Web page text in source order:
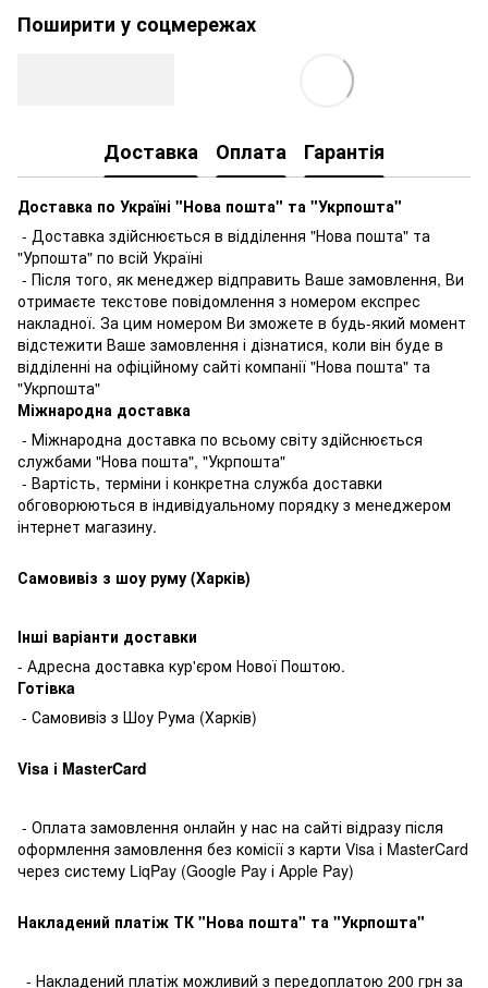
Поширити у соцмережах
Доставка Оплата Гарантія
Доставка по Україні "Нова пошта" та "Укрпошта"
- Доставка здійснюється в відділення "Нова пошта" та
"Урпошта" по всій Україні
- Після того, як менеджер відправить Ваше замовлення, Ви
отримаєте текстове повідомлення з номером експрес
накладної. За цим номером Ви зможете в будь-який момент
відстежити Ваше замовлення і дізнатися, коли він буде в
відділенні на офіційному сайті компанії "Нова пошта" та
"Укрпошта"
Міжнародна доставка
- Міжнародна доставка по всьому світу здійснюється
службами "Нова пошта", "Укрпошта"
- Вартість, терміни і конкретна служба доставки
обговорюються в індивідуальному порядку з менеджером
інтернет магазину.
Самовивіз з шоу руму (Харків)
Інші варіанти доставки
- Адресна доставка кур'єром Нової Поштою.
Готівкa
- Самовивіз з Шоу Рума (Харків)
Visa і MasterCard
- Оплата замовлення онлайн у нас на сайті відразу після
оформлення замовлення без комісії з карти Visa і MasterCard
через систему LiqPay (Google Pay і Apple Pay)
Накладений платіж ТК "Нова пошта" та "Укрпошта"
- Накладений платіж можливий з передоплатою 200 грн за